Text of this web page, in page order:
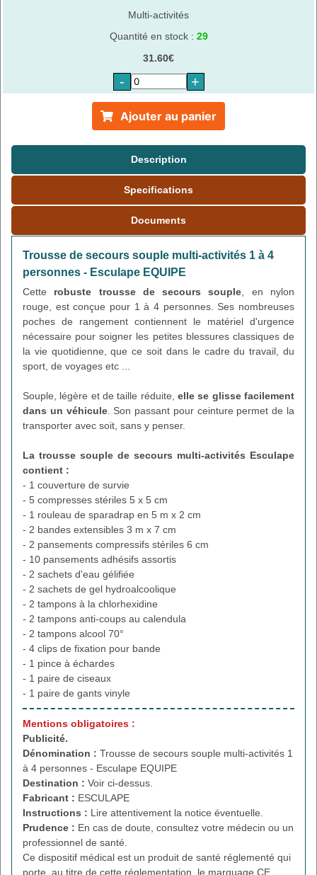
Multi-activités
Quantité en stock : 29
31.60€
- +
Ajouter au panier
Description
Specifications
Documents
Trousse de secours souple multi-activités 1 à 4
personnes - Esculape EQUIPE
Cette robuste trousse de secours souple, en nylon
rouge, est conçue pour 1 à 4 personnes. Ses nombreuses
poches de rangement contiennent le matériel d'urgence
nécessaire pour soigner les petites blessures classiques de
la vie quotidienne, que ce soit dans le cadre du travail, du
sport, de voyages etc ...
Souple, légère et de taille réduite, elle se glisse facilement
dans un véhicule. Son passant pour ceinture permet de la
transporter avec soit, sans y penser.
La trousse souple de secours multi-activités Esculape
contient :
- 1 couverture de survie
- 5 compresses stériles 5 x 5 cm
- 1 rouleau de sparadrap en 5 m x 2 cm
- 2 bandes extensibles 3 m x 7 cm
- 2 pansements compressifs stériles 6 cm
- 10 pansements adhésifs assortis
- 2 sachets d'eau gélifiée
- 2 sachets de gel hydroalcoolique
- 2 tampons à la chlorhexidine
- 2 tampons anti-coups au calendula
- 2 tampons alcool 70°
- 4 clips de fixation pour bande
- 1 pince à échardes
- 1 paire de ciseaux
- 1 paire de gants vinyle
Mentions obligatoires :
Publicité.
Dénomination : Trousse de secours souple multi-activités 1
à 4 personnes - Esculape EQUIPE
Destination : Voir ci-dessus.
Fabricant : ESCULAPE
Instructions : Lire attentivement la notice éventuelle.
Prudence : En cas de doute, consultez votre médecin ou un
professionnel de santé.
Ce dispositif médical est un produit de santé réglementé qui
porte, au titre de cette réglementation, le marquage CE.